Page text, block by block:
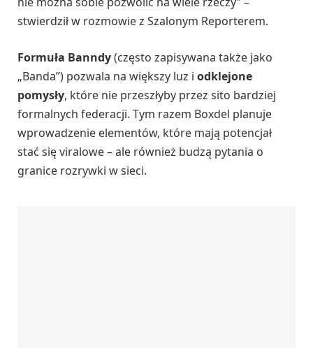
stwierdził w rozmowie z Szalonym Reporterem.
Formuła Banndy(często zapisywana także jako
„Banda”) pozwala na większy luz i odklejone
pomysły, które nie przeszłyby przez sito bardziej
formalnych federacji. Tym razem Boxdel planuje
wprowadzenie elementów, które mają potencjał
stać się viralowe – ale również budzą pytania o
granice rozrywki w sieci.